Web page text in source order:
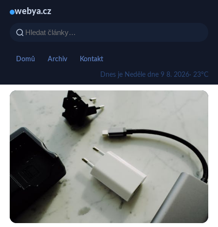
webya.cz
Domů Archiv Kontakt
Dnes je Neděle dne 9 8. 2026· 23°C